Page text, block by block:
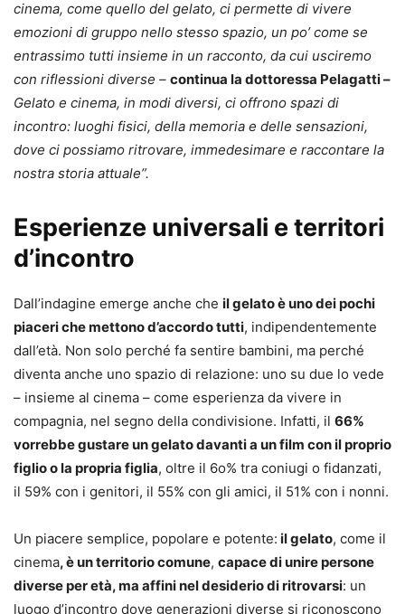
cinema, come quello del gelato, ci permette di vivere
emozioni di gruppo nello stesso spazio, un po’ come se
entrassimo tutti insieme in un racconto, da cui usciremo
con riflessioni diverse – continua la dottoressa Pelagatti –
Gelato e cinema, in modi diversi, ci offrono spazi di
incontro: luoghi fisici, della memoria e delle sensazioni,
dove ci possiamo ritrovare, immedesimare e raccontare la
nostra storia attuale”.
Esperienze universali e territori
d’incontro
Dall’indagine emerge anche che il gelato è uno dei pochi
piaceri che mettono d’accordo tutti, indipendentemente
dall’età. Non solo perché fa sentire bambini, ma perché
diventa anche uno spazio di relazione: uno su due lo vede
– insieme al cinema – come esperienza da vivere in
compagnia, nel segno della condivisione. Infatti, il 66%
vorrebbe gustare un gelato davanti a un film con il proprio
figlio o la propria figlia, oltre il 6o% tra coniugi o fidanzati,
il 59% con i genitori, il 55% con gli amici, il 51% con i nonni.
Un piacere semplice, popolare e potente: il gelato, come il
cinema, è un territorio comune, capace di unire persone
diverse per età, ma affini nel desiderio di ritrovarsi: un
luogo d’incontro dove generazioni diverse si riconoscono